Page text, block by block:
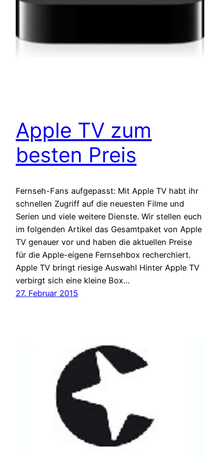
Apple TV zum
besten Preis
Fernseh-Fans aufgepasst: Mit Apple TV habt ihr
schnellen Zugriff auf die neuesten Filme und
Serien und viele weitere Dienste. Wir stellen euch
im folgenden Artikel das Gesamtpaket von Apple
TV genauer vor und haben die aktuellen Preise
für die Apple-eigene Fernsehbox recherchiert.
Apple TV bringt riesige Auswahl Hinter Apple TV
verbirgt sich eine kleine Box…
27. Februar 2015